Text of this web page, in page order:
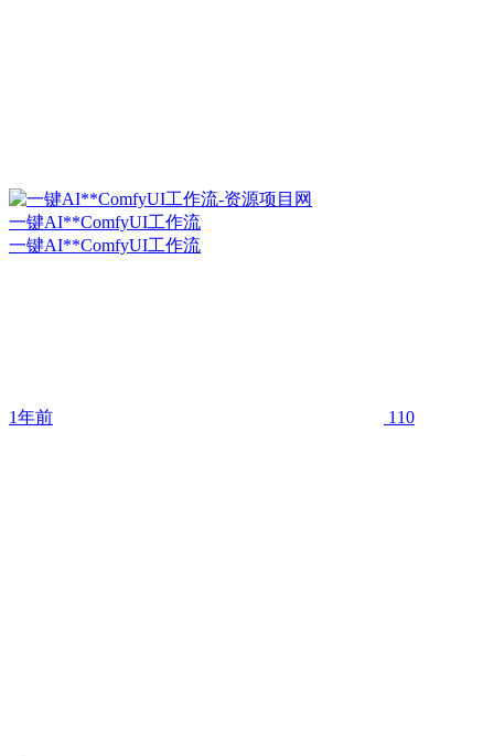
一键AI**ComfyUI工作流
一键AI**ComfyUI工作流
1年前 110